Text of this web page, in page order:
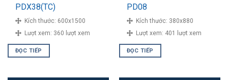
PDX38(TC)
Kích thước: 600x1500
Lượt xem: 360 lượt xem
ĐỌC TIẾP
PD08
Kích thước: 380x880
Lượt xem: 401 lượt xem
ĐỌC TIẾP